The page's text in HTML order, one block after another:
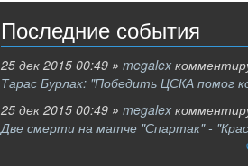
Последние события
25 дек 2015 00:49 » megalex
Тарас Бурлак: "Победить ЦСКА помог
25 дек 2015 00:49 » megalex
Две смерти на матче "Спартак" -